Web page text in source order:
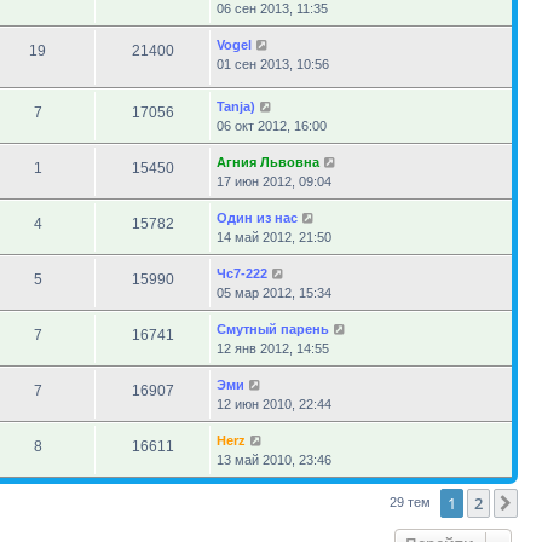
06 сен 2013, 11:35
19 21400
Vogel
01 сен 2013, 10:56
7 17056
Tanja)
06 окт 2012, 16:00
1 15450
Агния Львовна
17 июн 2012, 09:04
4 15782
Один из нас
14 май 2012, 21:50
5 15990
Чс7-222
05 мар 2012, 15:34
7 16741
Смутный парень
12 янв 2012, 14:55
7 16907
Эми
12 июн 2010, 22:44
8 16611
Herz
13 май 2010, 23:46
29 тем 1 2